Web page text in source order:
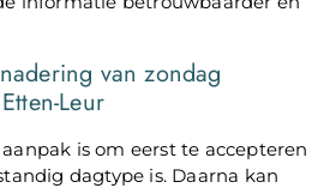
van zondag
Leur
is om eerst te accepteren
dagtype is. Daarna kan